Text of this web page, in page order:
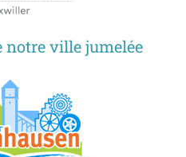
notre ville jumelée